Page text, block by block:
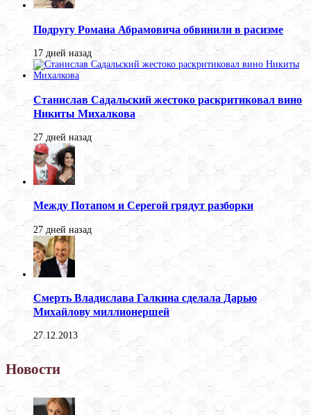
Подругу Романа Абрамовича обвинили в расизме
17 дней назад
Станислав Садальский жестоко раскритиковал вино
Никиты Михалкова
27 дней назад
Между Потапом и Серегой грядут разборки
27 дней назад
Смерть Владислава Галкина сделала Дарью
Михайлову миллионершей
27.12.2013
Новости